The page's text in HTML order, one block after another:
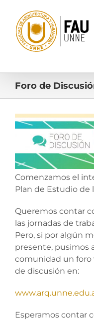
contenido
Foro de
Ver
imagen
grande
Comenzamos el
Plan de Estudio de
Queremos contar
las jornadas de
Pero, si por algún
presente, pusimos
comunidad un foro
de discusión en:
Esperamos contar